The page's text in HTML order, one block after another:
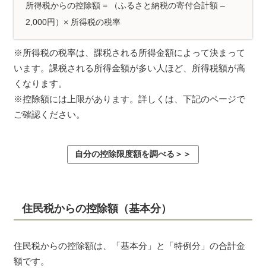
所得税からの控除額 = （ふるさと納税の寄付合計額 –
2,000円）× 所得税の税率
※所得税の税率は、課税される所得金額によって決まって
います。課税される所得金額が多い人ほど、所得税額が高
くなります。
※控除額には上限があります。詳しくは、下記のページで
ご確認ください。
自分の控除限度額を調べる＞＞
住民税からの控除額（基本分）
住民税からの控除額は、「基本分」と「特例分」の合計金
額です。